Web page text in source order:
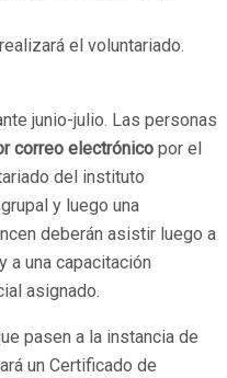
el voluntariado.
junio-julio. Las personas
correo electrónico por el
del instituto
y luego una
deberán asistir luego a
a una capacitación
asignado.
pasen a la instancia de
un Certificado de